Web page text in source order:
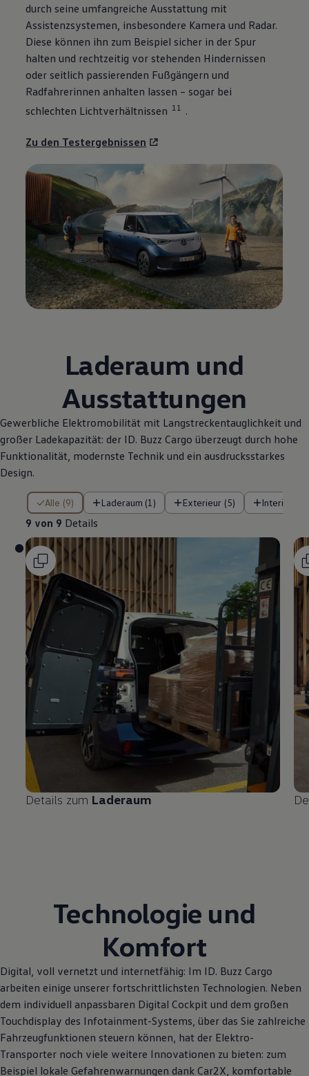
durch seine umfangreiche Ausstattung mit
Assistenzsystemen, insbesondere Kamera und Radar.
Diese können ihn zum Beispiel sicher in der Spur
halten und rechtzeitig vor stehenden Hindernissen
oder seitlich passierenden Fußgängern und
Radfahrerinnen anhalten lassen – sogar bei
schlechten Lichtverhältnissen 11 .
Zu den Testergebnissen
Laderaum und
Ausstattungen
Gewerbliche Elektromobilität mit Langstreckentauglichkeit und
großer Ladekapazität: der ID. Buzz Cargo überzeugt durch hohe
Funktionalität, modernste Technik und ein ausdrucksstarkes
Design.
Alle (9) Laderaum (1) Exterieur (5) Interieur
9 von 9 Details
9 von 9 Details
Details zum Laderaum
Technologie und
Komfort
Digital, voll vernetzt und internetfähig: Im ID. Buzz Cargo
arbeiten einige unserer fortschrittlichsten Technologien. Neben
dem individuell anpassbaren Digital Cockpit und dem großen
Touchdisplay des Infotainment-Systems, über das Sie zahlreiche
Fahrzeugfunktionen steuern können, hat der Elektro-
Transporter noch viele weitere Innovationen zu bieten: zum
Beispiel lokale Gefahrenwarnungen dank Car2X, komfortable